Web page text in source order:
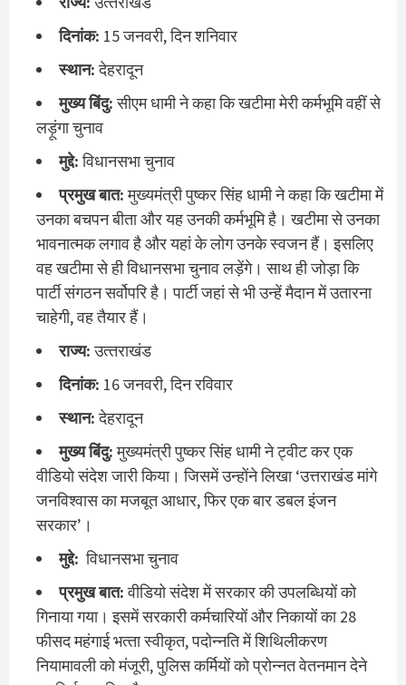
दिनांक: 15 जनवरी, दिन शनिवार
स्‍थान:देहरादून
मुख्‍य बिंदु:सीएम धामी ने कहा कि खटीमा मेरी कर्मभूमि वहीं से
लड़ूंगा चुनाव
मुद्दे:विधानसभा चुनाव
प्रमुख बात:मुख्यमंत्री पुष्कर सिंह धामी ने कहा कि खटीमा में
उनका बचपन बीता और यह उनकी कर्मभूमि है। खटीमा से उनका
भावनात्मक लगाव है और यहां के लोग उनके स्वजन हैं। इसलिए
वह खटीमा से ही विधानसभा चुनाव लड़ेंगे। साथ ही जोड़ा कि
पार्टी संगठन सर्वोपरि है। पार्टी जहां से भी उन्हें मैदान में उतारना
चाहेगी, वह तैयार हैं।
राज्‍य:उत्‍तराखंड
दिनांक: 16 जनवरी, दिन रविवार
स्‍थान:देहरादून
मुख्‍य बिंदु:मुख्‍यमंत्री पुष्‍कर सिंह धामी ने ट्वीट कर एक
वीडियो संदेश जारी किया। जिसमें उन्‍होंने लिखा ‘उत्तराखंड मांगे
जनविश्वास का मजबूत आधार, फिर एक बार डबल इंजन
सरकार’।
मुद्दे: विधानसभा चुनाव
प्रमुख बात:वीडियो संदेश में सरकार की उपलब्‍ध‍ियों को
गिनाया गया। इसमें सरकारी कर्मचारियों और निकायों का 28
फीसद महंगाई भत्‍ता स्‍वीकृत, पदोन्‍नति में शिथिलीकरण
नियामावली को मंजूरी, पुलिस कर्मियों को प्रोन्‍नत वेतनमान देने